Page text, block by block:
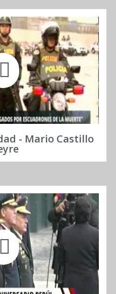
- Mario Castillo